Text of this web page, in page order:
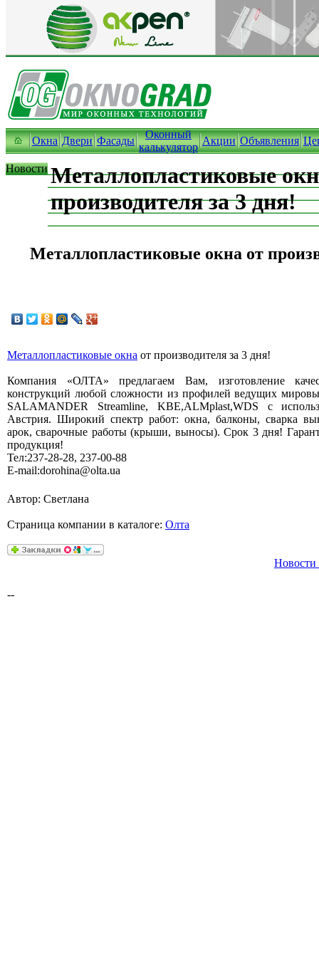
Окна Двери Фасады
Оконный
калькулятор
Акции Объявления
Новости Металлопластиковые
производителя за 3 дня!
Металлопластиковые окна от
Металлопластиковые окна от производителя за 3 дня!
Компания «ОЛТА» предлагаем Вам, изготовление
конструкций любой сложности из профилей ведущих
SALAMANDER Streamline, KBE,ALMplast,WDS c
Австрия. Широкий спектр работ: окна, балконы, сварка
арок, сварочные работы (крыши, выносы). Срок 3 дня!
продукция!
Тел:237-28-28, 237-00-88
Е-mail:dorohina@olta.ua
Автор: Светлана
Страница компании в каталоге: Олта
Новости
--